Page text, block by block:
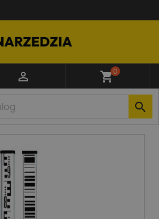
 shopping_cart0
